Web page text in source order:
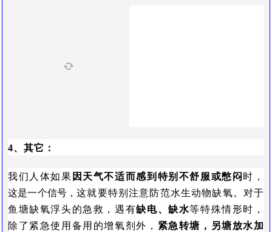
4、其它：
我们人体如果 因天气不适而感到特别不舒服或憋闷 时，
这是一个信号，这就要特别注意防范水生动物缺氧。对于
鱼塘缺氧浮头的急救，遇有缺电、缺水等特殊情形时，
除了紧急使用备用的增氧剂外， 紧急转塘，另塘放水加